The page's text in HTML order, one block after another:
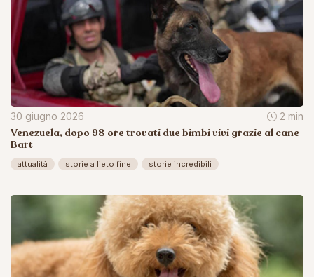
30 giugno 2026 2 min
Venezuela, dopo 98 ore trovati due bimbi vivi grazie al cane
Bart
attualità storie a lieto fine storie incredibili